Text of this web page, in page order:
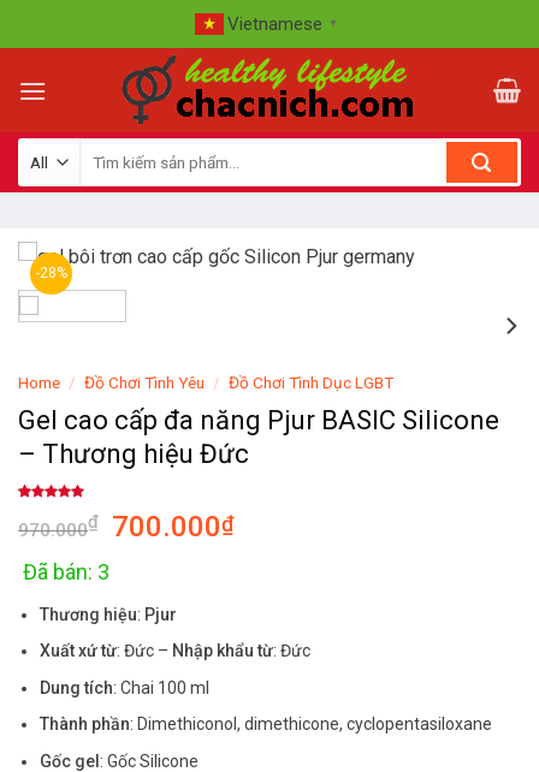
to
Vietnamese ▼
-28%
Home / Đồ Chơi Tình Yêu / Đồ Chơi Tình Dục LGBT
Gel cao cấp đa năng Pjur BASIC Silicone
– Thương hiệu Đức
out of 5
based on
ratings
970.000₫ 700.000₫
Đã bán: 3
Thương hiệu: Pjur
Xuất xứ từ: Đức – Nhập khẩu từ: Đức
Dung tích: Chai 100 ml
Thành phần: Dimethiconol, dimethicone, cyclopentasiloxane
Gốc gel : Gốc Silicone